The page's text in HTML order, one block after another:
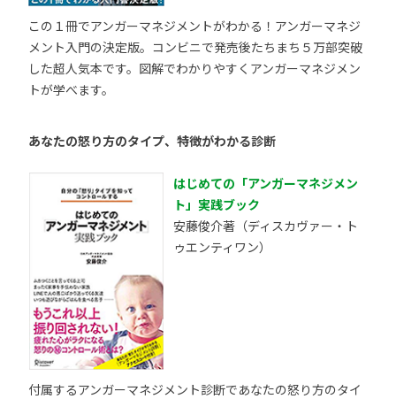
この１冊でアンガーマネジメントがわかる！アンガーマネジ
メント入門の決定版。コンビニで発売後たちまち５万部突破
した超人気本です。図解でわかりやすくアンガーマネジメン
トが学べます。
あなたの怒り方のタイプ、特徴がわかる診断
はじめての「アンガーマネジメン
ト」実践ブック
安藤俊介著（ディスカヴァー・ト
ゥエンティワン）
付属するアンガーマネジメント診断であなたの怒り方のタイ